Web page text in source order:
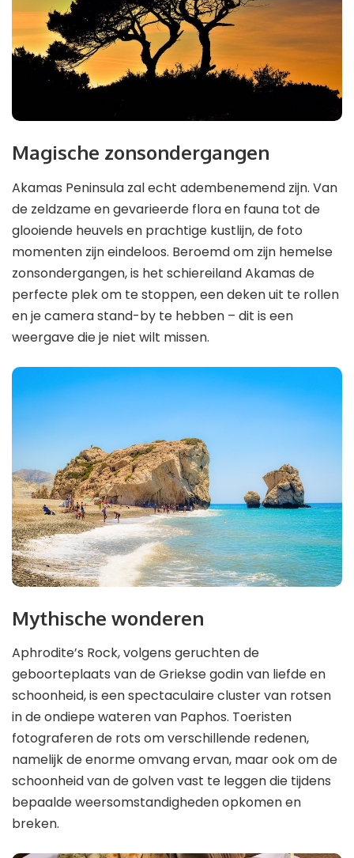
Magische zonsondergangen
Akamas Peninsula zal echt adembenemend zijn. Van
de zeldzame en gevarieerde flora en fauna tot de
glooiende heuvels en prachtige kustlijn, de foto
momenten zijn eindeloos. Beroemd om zijn hemelse
zonsondergangen, is het schiereiland Akamas de
perfecte plek om te stoppen, een deken uit te rollen
en je camera stand-by te hebben – dit is een
weergave die je niet wilt missen.
Mythische wonderen
Aphrodite’s Rock, volgens geruchten de
geboorteplaats van de Griekse godin van liefde en
schoonheid, is een spectaculaire cluster van rotsen
in de ondiepe wateren van Paphos. Toeristen
fotograferen de rots om verschillende redenen,
namelijk de enorme omvang ervan, maar ook om de
schoonheid van de golven vast te leggen die tijdens
bepaalde weersomstandigheden opkomen en
breken.